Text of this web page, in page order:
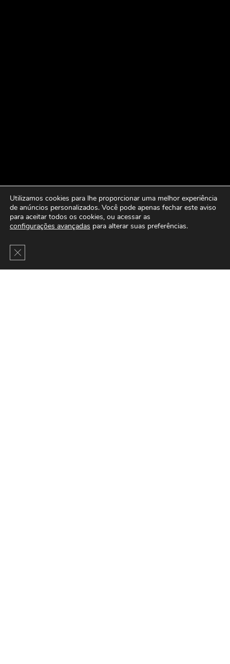
Utilizamos cookies para lhe proporcionar uma melhor experiência
de anúncios personalizados. Você pode apenas fechar este aviso
para aceitar todos os cookies, ou acessar as
configurações avançadas para alterar suas preferências.
Close GDPR Cookie Banner